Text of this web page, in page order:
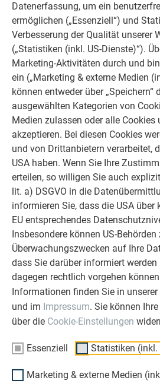
Datenerfassung, um ein
ermöglichen („Essenziell“) und
Verbesserung der Qualität unserer
(„Statistiken (inkl. US-Dienste)“).
Marketing-Aktivitäten durch und
ein („Marketing & externe Medien
können entweder über „Speichern“
ausgewählten Kategorien von
Medien zulassen oder alle Cookies
akzeptieren. Bei diesen Cookies
und von Drittanbietern verarbeitet,
USA haben. Wenn Sie Ihre
erteilen, so willigen Sie auch
lit. a) DSGVO in die
informieren Sie, dass die USA über
EU entsprechendes
Insbesondere können US-
Überwachungszwecken auf Ihre
dass Sie darüber informiert
dagegen rechtlich vorgehen
Informationen finden Sie in unserer
und im Impressum. Sie können
über die Cookie-Einstellungen
Essenziell Statistiken (inkl.
Marketing & externe Medien
Nutzen Sie die verbleibenden Tage,
besonderen Events zu werden.
A3an denStänden 411 und 511.
die Zukunft der Bauindustrie
Sie bis zum 17. Januar auf der BAU
Solarmodule PREFALZ: Effiziente und
Solarmodule PREFALZ sind auf
Doppelstehfalzbahnen erweiterbar,
Dachdurchdringungen. Die selbst
verwenden, ins Netz einspeisen
JETZT ENTDECKEN: SOLARMODULE